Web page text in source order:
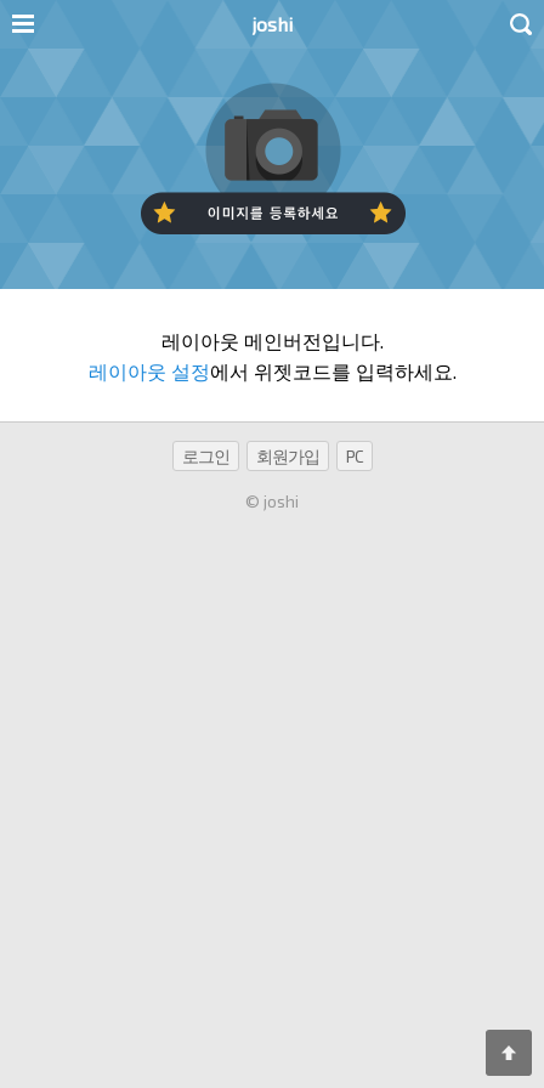
joshi
레이아웃 메인버전입니다.
레이아웃 설정에서 위젯코드를 입력하세요.
로그인 회원가입 PC
© joshi